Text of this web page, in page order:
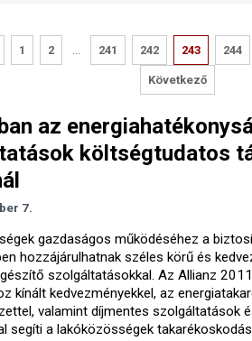
1 2 241 242 243 244
Következő
az
költségtudatos
7.
gazdaságos működéséhez a
hozzájárulhatnak széles körű és
szolgáltatásokkal. Az Allianz
kínált kedvezményekkel, az
valamint díjmentes szolgáltatások
segíti a lakóközösségek